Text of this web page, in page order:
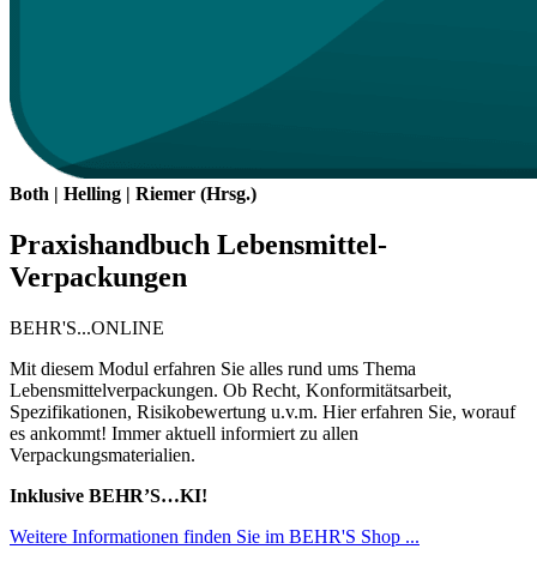
Both | Helling | Riemer (Hrsg.)
Praxishandbuch Lebensmittel-
Verpackungen
BEHR'S...ONLINE
Mit diesem Modul erfahren Sie alles rund ums Thema
Lebensmittelverpackungen. Ob Recht, Konformitätsarbeit,
Spezifikationen, Risikobewertung u.v.m. Hier erfahren Sie, worauf
es ankommt! Immer aktuell informiert zu allen
Verpackungsmaterialien.
Inklusive BEHR’S…KI!
Weitere Informationen finden Sie im BEHR'S Shop ...